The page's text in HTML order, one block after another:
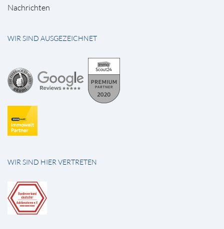
Nachrichten
WIR SIND AUSGEZEICHNET
WIR SIND HIER VERTRETEN